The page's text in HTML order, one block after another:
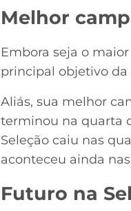
Melhor
Embora seja o
principal objetivo da
Aliás, sua melhor
terminou na quarta
Seleção caiu nas
aconteceu ainda
Futuro na